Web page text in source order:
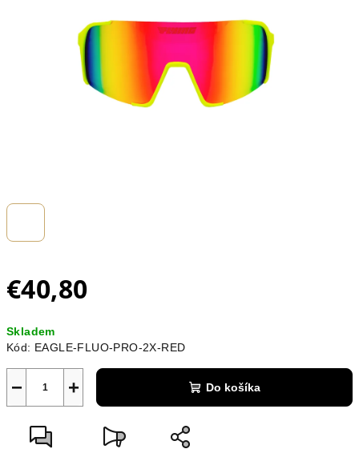
€40,80
cena:
Skladem
Kód: EAGLE-FLUO-PRO-2X-RED
+
− Do košíka
hviezdičiek.